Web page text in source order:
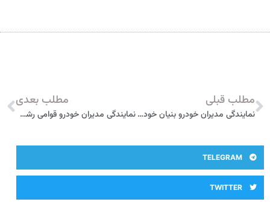
مطلب قبلی
نمایندگی مدیران خودرو بنیان خودرو زرین انزلی (قربانی) کد 244
مطلب بعدی
نمایندگی مدیران خودرو قوامی رشت کد 115
TELEGRAM
TWITTER